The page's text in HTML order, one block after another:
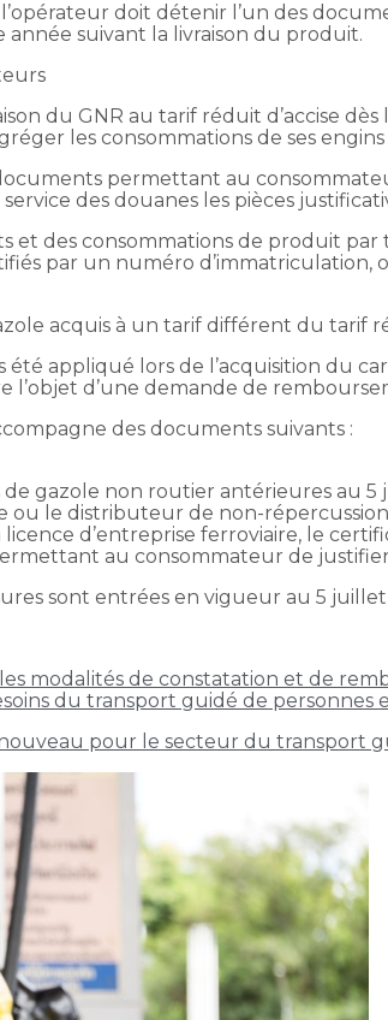
doit détenir l’un des
année suivant la livraison du produit.
du GNR au tarif réduit d’accise
les consommations de ses
permettant au
des douanes les pièces
et des consommations de produit
par un numéro
acquis à un tarif différent du tarif
été appliqué lors de l’acquisition du
l’objet d’une demande de
des documents suivants :
gazole non routier antérieures au
ou le distributeur de non-
licence d’entreprise ferroviaire, le
au consommateur de justifier
sont entrées en vigueur au 5 juillet
modalités de constatation et de
du transport guidé de personnes
pour le secteur du transport